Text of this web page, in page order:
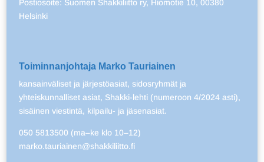
Postiosoite: Suomen Shakkiliitto ry, Hiomotie 10, 00380
Helsinki
Toiminnanjohtaja Marko Tauriainen
kansainväliset ja järjestöasiat, sidosryhmät ja
yhteiskunnalliset asiat, Shakki-lehti (numeroon 4/2024 asti),
sisäinen viestintä, kilpailu- ja jäsenasiat.
050 5813500 (ma–ke klo 10–12)
marko.tauriainen@shakkiliitto.fi